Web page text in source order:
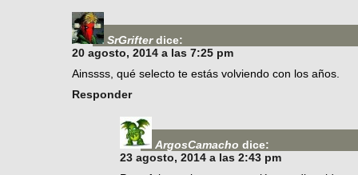
SrGrifter dice:
20 agosto, 2014 a las 7:25 pm
Ainssss, qué selecto te estás volviendo con los años.
Responder
ArgosCamacho dice:
23 agosto, 2014 a las 2:43 pm